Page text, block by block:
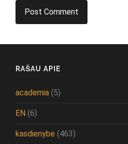
RAŠAU APIE
academia (5)
EN (6)
kasdienybė (463)